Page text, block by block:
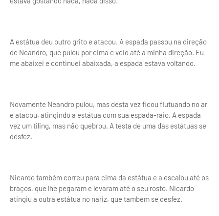
A estátua deu outro grito e atacou. A espada passou na direção
de Neandro, que pulou por cima e veio até a minha direção. Eu
me abaixei e continuei abaixada, a espada estava voltando.
Novamente Neandro pulou, mas desta vez ficou flutuando no ar
e atacou, atingindo a estátua com sua espada-raio. A espada
vez um tiling, mas não quebrou. A testa de uma das estátuas se
desfez.
Nicardo também correu para cima da estátua e a escalou até os
braços, que lhe pegaram e levaram até o seu rosto. Nicardo
atingiu a outra estátua no nariz, que também se desfez.